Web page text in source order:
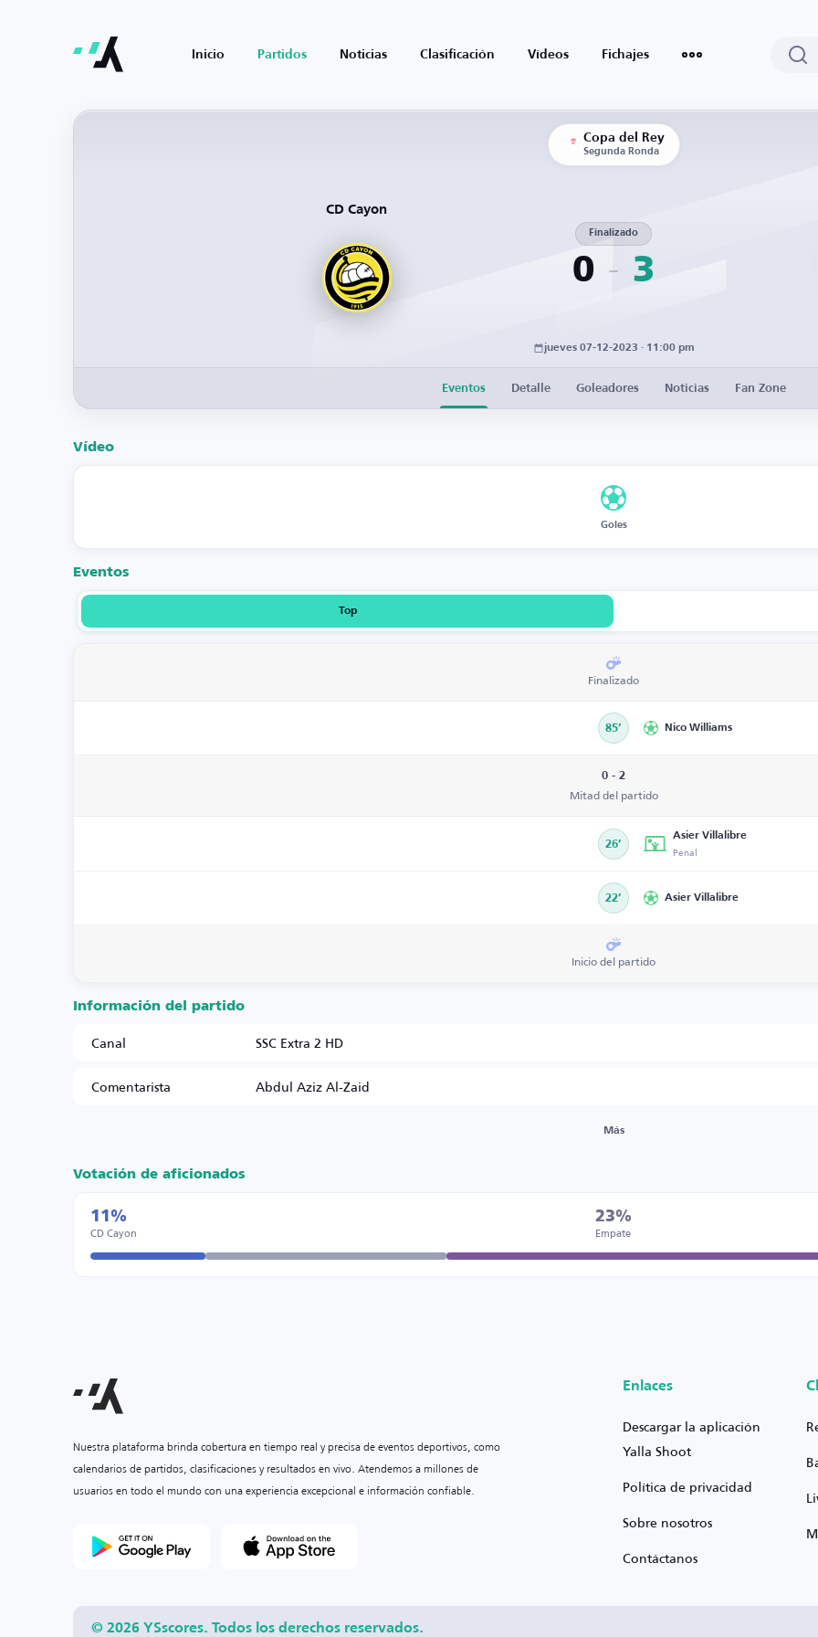
Inicio Partidos Noticias Clasificación Vídeos Fichajes
Copa del Rey
Segunda Ronda
CD Cayon
0
Finalizado
3
jueves 07-12-2023 · 11:00 pm
Eventos Detalle Goleadores Noticias Fan Zone
Vídeo
Goles
Eventos
Top
Finalizado
85’ Nico Williams
0 - 2
Mitad del partido
26’
Asier Villalibre
Penal
22’ Asier Villalibre
Inicio del partido
Información del partido
Canal
SSC Extra 2 HD
Comentarista
Abdul Aziz Al-Zaid
Más
Votación de aficionados
11%
CD Cayon
23%
Empate
Nuestra plataforma brinda cobertura en tiempo real y precisa de eventos deportivos, como
calendarios de partidos, clasificaciones y resultados en vivo. Atendemos a millones de
usuarios en todo el mundo con una experiencia excepcional e información confiable.
Enlaces
Descargar la aplicación
Yalla Shoot
Política de privacidad
Sobre nosotros
Contáctanos
© 2026 YSscores. Todos los derechos reservados.